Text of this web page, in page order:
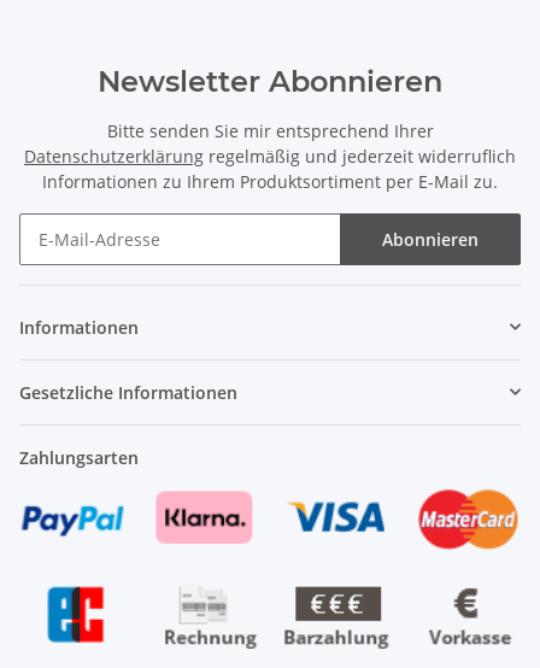
Newsletter Abonnieren
Bitte senden Sie mir entsprechend Ihrer
Datenschutzerklärung regelmäßig und jederzeit widerruflich
Informationen zu Ihrem Produktsortiment per E-Mail zu.
Abonnieren
Informationen
Gesetzliche Informationen
Zahlungsarten